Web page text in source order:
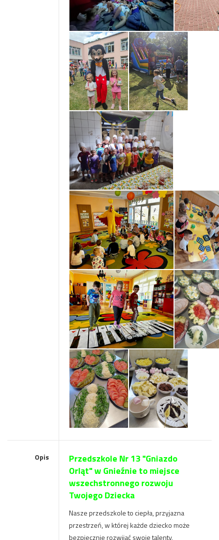
Opis
Przedszkole Nr 13 "Gniazdo
Orląt" w Gnieźnie to miejsce
wszechstronnego rozwoju
Twojego Dziecka
Naszeprzedszkole to ciepła, przyjazna
przestrzeń, w której każde dziecko może
bezpiecznierozwijać swoje talenty,